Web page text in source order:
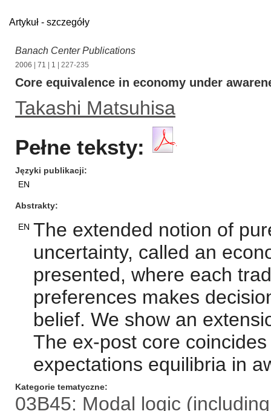
Artykuł - szczegóły
Banach Center Publications
2006 71 1 | 227-235
Core equivalence in economy under
Takashi Matsuhisa
Pełne teksty:
Języki publikacji
EN
Abstrakty
EN The extended notion of
uncertainty, called an
presented, where each
preferences makes
belief. We show an
The ex-post core
expectations equilibria in
Kategorie tematyczne
03B45: Modal logic